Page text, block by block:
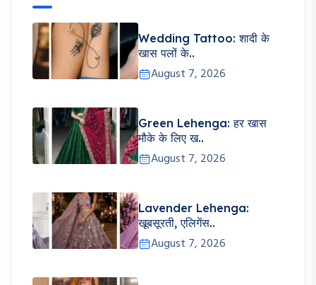
Wedding Tattoo: शादी के
खास पलों के..
August 7, 2026
Green Lehenga: हर खास
मौके के लिए ख..
August 7, 2026
Lavender Lehenga:
खूबसूरती, एलिगेंस..
August 7, 2026